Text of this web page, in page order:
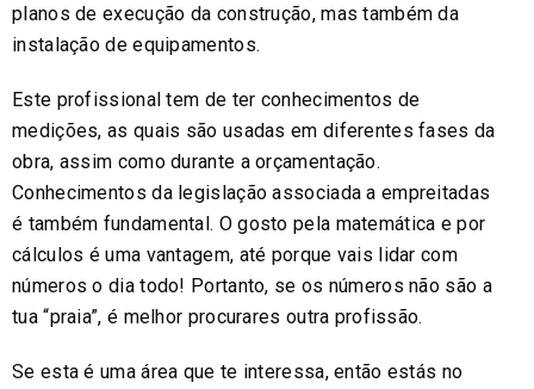
planos de execução da construção, mas também da
instalação de equipamentos.
Este profissional tem de ter conhecimentos de
medições, as quais são usadas em diferentes fases da
obra, assim como durante a orçamentação.
Conhecimentos da legislação associada a empreitadas
é também fundamental. O gosto pela matemática e por
cálculos é uma vantagem, até porque vais lidar com
números o dia todo! Portanto, se os números não são a
tua “praia”, é melhor procurares outra profissão.
Se esta é uma área que te interessa, então estás no